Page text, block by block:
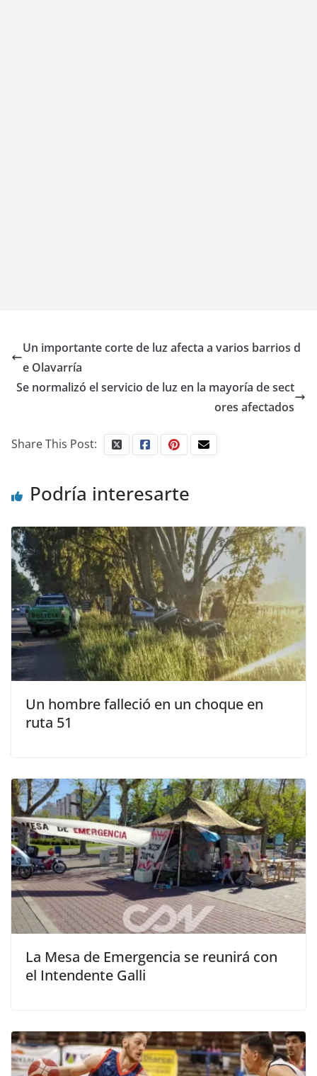
Un importante corte de luz afecta a varios barrios d
e Olavarría
Se normalizó el servicio de luz en la mayoría de sect
ores afectados
Share This Post:
Podría interesarte
Un hombre falleció en un choque en
ruta 51
La Mesa de Emergencia se reunirá con
el Intendente Galli